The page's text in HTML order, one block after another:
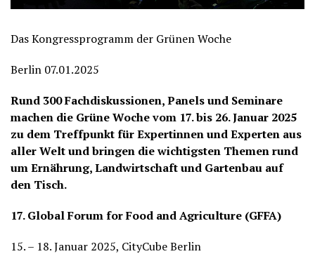
Das Kongressprogramm der Grünen Woche
Berlin 07.01.2025
Rund 300 Fachdiskussionen, Panels und Seminare
machen die Grüne Woche vom 17. bis 26. Januar 2025
zu dem Treffpunkt für Expertinnen und Experten aus
aller Welt und bringen die wichtigsten Themen rund
um Ernährung, Landwirtschaft und Gartenbau auf
den Tisch.
17. Global Forum for Food and Agriculture (GFFA)
15. – 18. Januar 2025, CityCube Berlin